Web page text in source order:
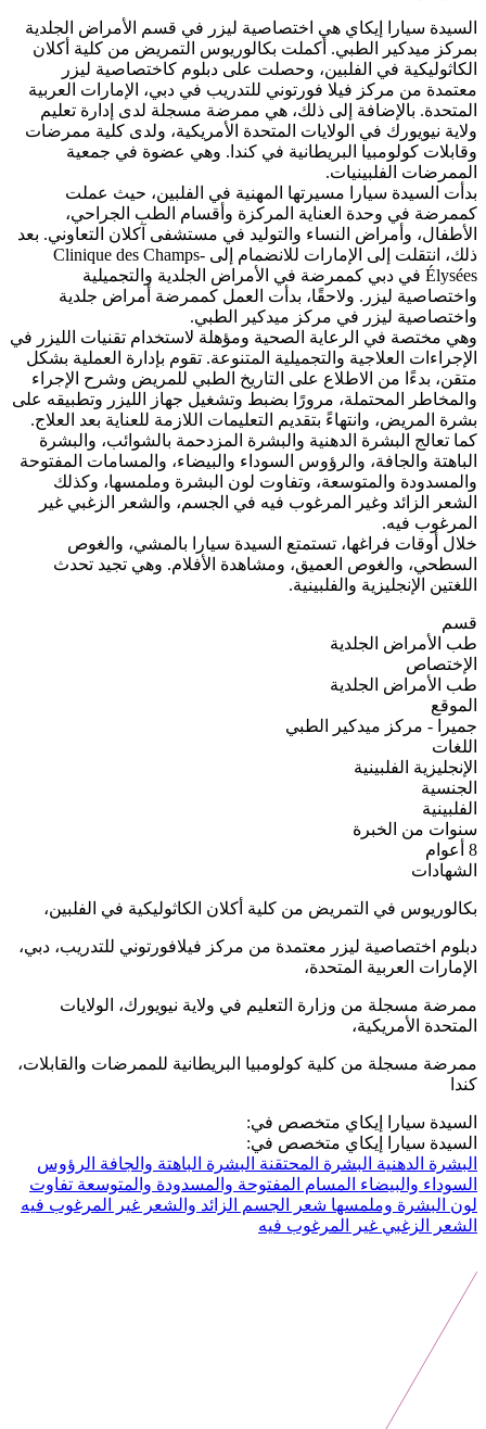
السيدة سيارا إيكاي هي اختصاصية ليزر في قسم الأمراض الجلدية
بمركز ميدكير الطبي. أكملت بكالوريوس التمريض من كلية أكلان
الكاثوليكية في الفلبين، وحصلت على دبلوم كاختصاصية ليزر
معتمدة من مركز فيلا فورتوني للتدريب في دبي، الإمارات العربية
المتحدة. بالإضافة إلى ذلك، هي ممرضة مسجلة لدى إدارة تعليم
ولاية نيويورك في الولايات المتحدة الأمريكية، ولدى كلية ممرضات
وقابلات كولومبيا البريطانية في كندا. وهي عضوة في جمعية
الممرضات الفلبينيات.
بدأت السيدة سيارا مسيرتها المهنية في الفلبين، حيث عملت
كممرضة في وحدة العناية المركزة وأقسام الطب الجراحي،
الأطفال، وأمراض النساء والتوليد في مستشفى آكلان التعاوني. بعد
ذلك، انتقلت إلى الإمارات للانضمام إلى Clinique des Champs-
Élysées في دبي كممرضة في الأمراض الجلدية والتجميلية
واختصاصية ليزر. ولاحقًا، بدأت العمل كممرضة أمراض جلدية
واختصاصية ليزر في مركز ميدكير الطبي.
وهي مختصة في الرعاية الصحية ومؤهلة لاستخدام تقنيات الليزر في
الإجراءات العلاجية والتجميلية المتنوعة. تقوم بإدارة العملية بشكل
متقن، بدءًا من الاطلاع على التاريخ الطبي للمريض وشرح الإجراء
والمخاطر المحتملة، مرورًا بضبط وتشغيل جهاز الليزر وتطبيقه على
بشرة المريض، وانتهاءً بتقديم التعليمات اللازمة للعناية بعد العلاج.
كما تعالج البشرة الدهنية والبشرة المزدحمة بالشوائب، والبشرة
الباهتة والجافة، والرؤوس السوداء والبيضاء، والمسامات المفتوحة
والمسدودة والمتوسعة، وتفاوت لون البشرة وملمسها، وكذلك
الشعر الزائد وغير المرغوب فيه في الجسم، والشعر الزغبي غير
المرغوب فيه.
خلال أوقات فراغها، تستمتع السيدة سيارا بالمشي، والغوص
السطحي، والغوص العميق، ومشاهدة الأفلام. وهي تجيد تحدث
اللغتين الإنجليزية والفلبينية.
قسم
طب الأمراض الجلدية
الإختصاص
طب الأمراض الجلدية
الموقع
جميرا - مركز ميدكير الطبي
اللغات
الإنجليزية الفلبينية
الجنسية
الفلبينية
سنوات من الخبرة
8 أعوام
الشهادات
بكالوريوس في التمريض من كلية أكلان الكاثوليكية في الفلبين،
دبلوم اختصاصية ليزر معتمدة من مركز فيلافورتوني للتدريب، دبي،
الإمارات العربية المتحدة،
ممرضة مسجلة من وزارة التعليم في ولاية نيويورك، الولايات
المتحدة الأمريكية،
ممرضة مسجلة من كلية كولومبيا البريطانية للممرضات والقابلات،
كندا
السيدة سيارا إيكاي متخصص في:
السيدة سيارا إيكاي متخصص في:
البشرة الدهنية البشرة المحتقنة البشرة الباهتة والجافة الرؤوس
السوداء والبيضاء المسام المفتوحة والمسدودة والمتوسعة تفاوت
لون البشرة وملمسها شعر الجسم الزائد والشعر غير المرغوب فيه
الشعر الزغبي غير المرغوب فيه